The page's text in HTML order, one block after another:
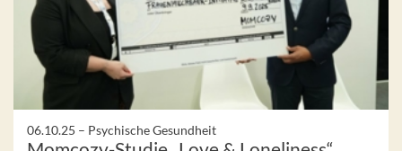
06.10.25 – Psychische Gesundheit